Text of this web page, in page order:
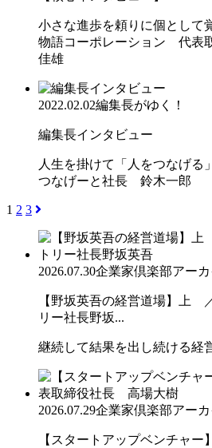
小さな進歩を頼りに個とし
物語コーポレーション 代表
佳雄
2022.02.02編集長がゆく！
編集長インタビュー
人生を掛けて「人をつなげ
つなげーと社長 鈴木一郎
1 2 3
2026.07.30企業家倶楽部アー
【野坂英吾の経営道場】上
リー社長野坂...
継続して結果を出し続ける経
2026.07.29企業家倶楽部アー
【スタートアップベンチャ